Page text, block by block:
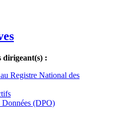
dirigeant(s) :
Registre National des
Données (DPO)